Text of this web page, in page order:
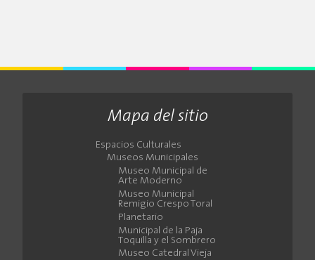
Mapa del sitio
Espacios Culturales
Museos Municipales
Museo Municipal de
Arte Moderno
Museo Municipal
Remigio Crespo Toral
Planetario
Municipal de la Paja
Toquilla y el Sombrero
Museo Catedral Vieja